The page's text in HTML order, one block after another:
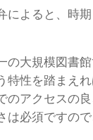
によると、時
の大規模図書
特性を踏まえ
のアクセスの
は必須ですの